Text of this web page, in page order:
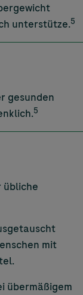
unterstütze.5
gesunden
5
übliche
mit
übermäßigem